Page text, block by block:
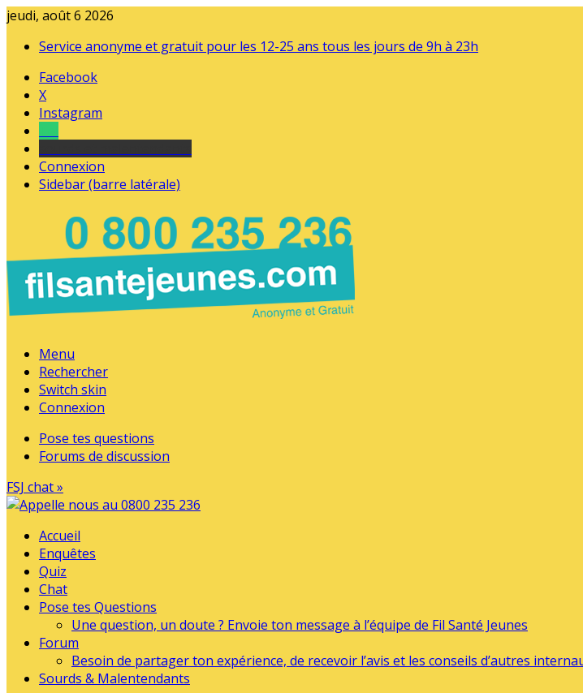
jeudi, août 6 2026
Service anonyme et gratuit pour les 12-25 ans tous les jours de 9h à 23h
Facebook
X
Instagram
Connexion
Sidebar (barre latérale)
Menu
Rechercher
Switch skin
Connexion
Pose tes questions
Forums de discussion
FSJ chat »
Accueil
Enquêtes
Quiz
Chat
Pose tes Questions
Une question, un doute ? Envoie ton message à l’équipe de Fil Santé Jeunes
Forum
Besoin de partager ton expérience, de recevoir l’avis et les conseils d’autres
Sourds & Malentendants